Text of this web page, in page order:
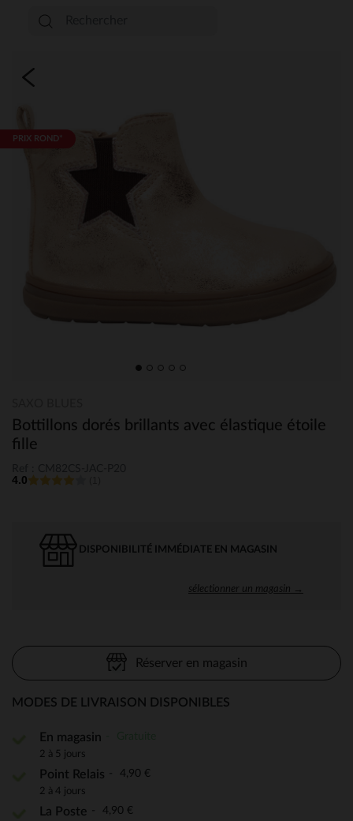
PRIX ROND*
Bottillons dorés brillants avec élastique étoile
fille
4.0
DISPONIBILITÉ IMMÉDIATE EN MAGASIN
sélectionner un magasin →
Réserver en magasin
MODES DE LIVRAISON DISPONIBLES
En magasin
2 à 5 jours
Point Relais 4,90 €
2 à 4 jours
La Poste 4,90 €